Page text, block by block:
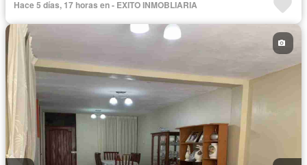
Hace 5 días, 17 horas en - EXITO INMOBLIARIA